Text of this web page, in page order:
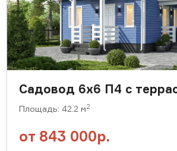
Садовод 6х6 П4 с
Площадь: 42.2 м2
от 843 000р.